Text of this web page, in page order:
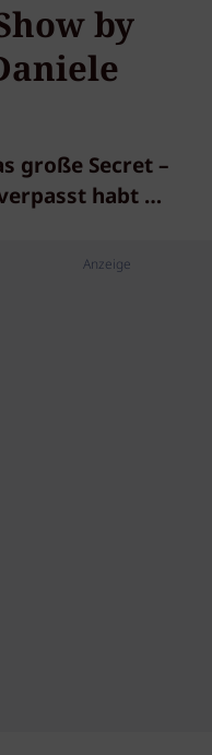
by
große Secret –
habt …
Anzeige